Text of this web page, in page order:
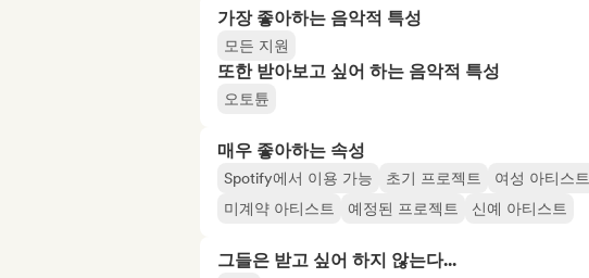
가장 좋아하는 음악적 특성
모든 지원
또한 받아보고 싶어 하는 음악적 특성
오토튠
매우 좋아하는 속성
Spotify에서 이용 가능 초기 프로젝트 여성 아티스트
미계약 아티스트
예정된 프로젝트 신예 아티스트
그들은 받고 싶어 하지 않는다...